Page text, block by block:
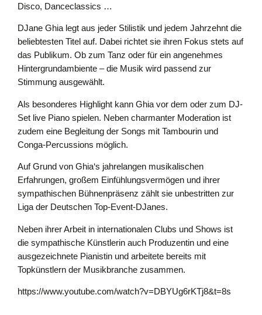
Disco, Danceclassics …
DJane Ghia legt aus jeder Stilistik und jedem Jahrzehnt die
beliebtesten Titel auf. Dabei richtet sie ihren Fokus stets auf
das Publikum. Ob zum Tanz oder für ein angenehmes
Hintergrundambiente – die Musik wird passend zur
Stimmung ausgewählt.
Als besonderes Highlight kann Ghia vor dem oder zum DJ-
Set live Piano spielen. Neben charmanter Moderation ist
zudem eine Begleitung der Songs mit Tambourin und
Conga-Percussions möglich.
Auf Grund von Ghia‘s jahrelangen musikalischen
Erfahrungen, großem Einfühlungsvermögen und ihrer
sympathischen Bühnenpräsenz zählt sie unbestritten zur
Liga der Deutschen Top-Event-DJanes.
Neben ihrer Arbeit in internationalen Clubs und Shows ist
die sympathische Künstlerin auch Produzentin und eine
ausgezeichnete Pianistin und arbeitete bereits mit
Topkünstlern der Musikbranche zusammen.
https://www.youtube.com/watch?v=DBYUg6rKTj8&t=8s